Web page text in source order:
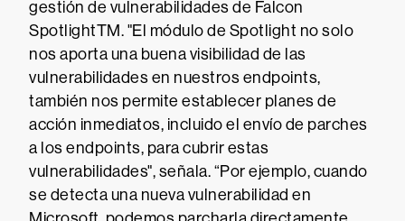
gestión de vulnerabilidades de Falcon
SpotlightTM. "El módulo de Spotlight no solo
nos aporta una buena visibilidad de las
vulnerabilidades en nuestros endpoints,
también nos permite establecer planes de
acción inmediatos, incluido el envío de parches
a los endpoints, para cubrir estas
vulnerabilidades", señala. “Por ejemplo, cuando
se detecta una nueva vulnerabilidad en